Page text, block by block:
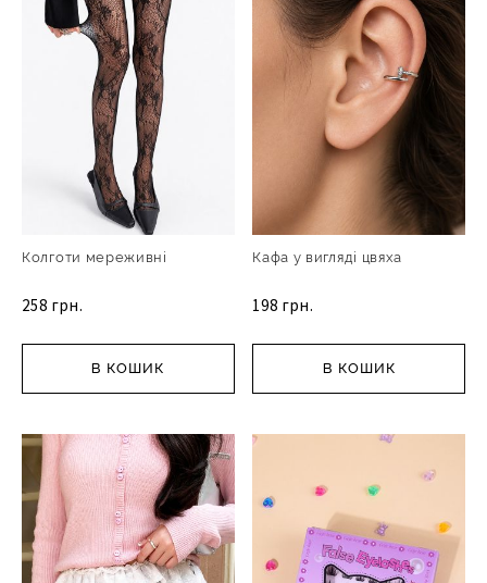
Колготи мереживні
258 грн.
В КОШИК
Кафа у вигляді цвяха
198 грн.
В КОШИК